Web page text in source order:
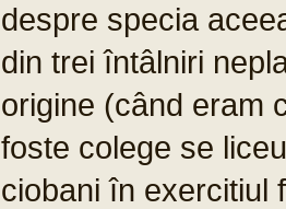
despre specia
din trei întâlniri
origine (când eram
foste colege se
ciobani în exercitiul